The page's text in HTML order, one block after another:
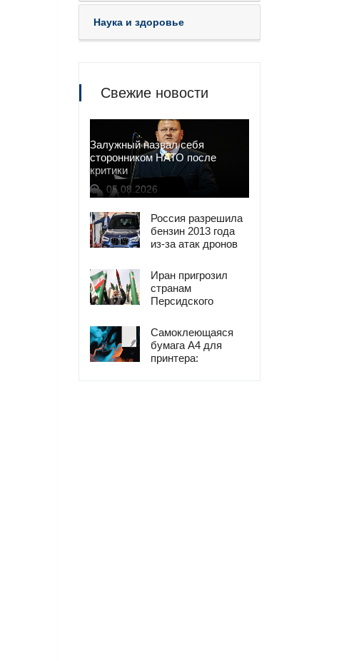
Наука и здоровье
Свежие новости
Залужный назвал себя
сторонником НАТО после
критики
05.08.2026
Россия разрешила
бензин 2013 года
из-за атак дронов
Иран пригрозил
странам
Персидского
ответ на атаки
США
Самоклеющаяся
бумага А4 для
принтера: